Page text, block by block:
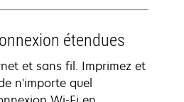
étendues
et sans fil. Imprimez et
n'importe quel